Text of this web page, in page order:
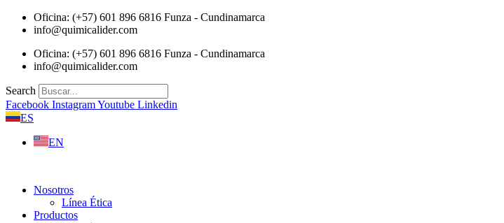
Saltar
Oficina: (+57) 601 896 6816 Funza - Cundinamarca
info@quimicalider.com
Oficina: (+57) 601 896 6816 Funza - Cundinamarca
info@quimicalider.com
Search
Facebook InstagramYoutube Linkedin
ES
EN
Nosotros
Línea Ética
Productos